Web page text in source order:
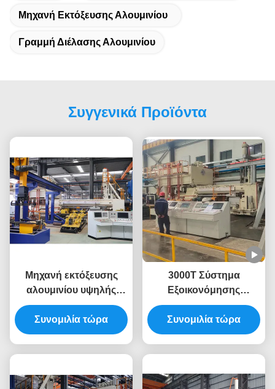
Μηχανή Εκτόξευσης Αλουμινίου
Γραμμή Διέλασης Αλουμινίου
Συγγενικά Προϊόντα
Μηχανή εκτόξευσης
αλουμινίου υψηλής
παραγωγικότητας
3400T για πρέσο
εκτόξευσης αλουμινίου
Συνομιλία τώρα
3000T Σύστημα
Εξοικονόμησης
Ενέργειας Πρέσα
Εξώθησης Αλουμινίου
10 ιντσών
Συνομιλία τώρα